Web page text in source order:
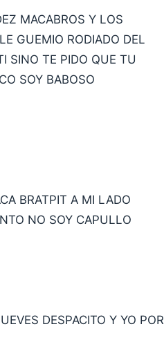
MACABROS Y LOS
GUEMIO RODIADO DEL
SINO TE PIDO QUE TU
SOY BABOSO
BRATPIT A MI LADO
NO SOY CAPULLO
DESPACITO Y YO POR